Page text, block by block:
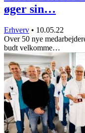
øger sin…
Erhverv • 10.05.22
Over 50 nye
budt velkomme…